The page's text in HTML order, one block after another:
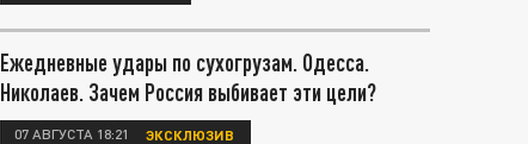
Ежедневные удары по сухогрузам. Одесса.
Николаев. Зачем Россия выбивает эти цели?
07 АВГУСТА 18:21 ЭКСКЛЮЗИВ